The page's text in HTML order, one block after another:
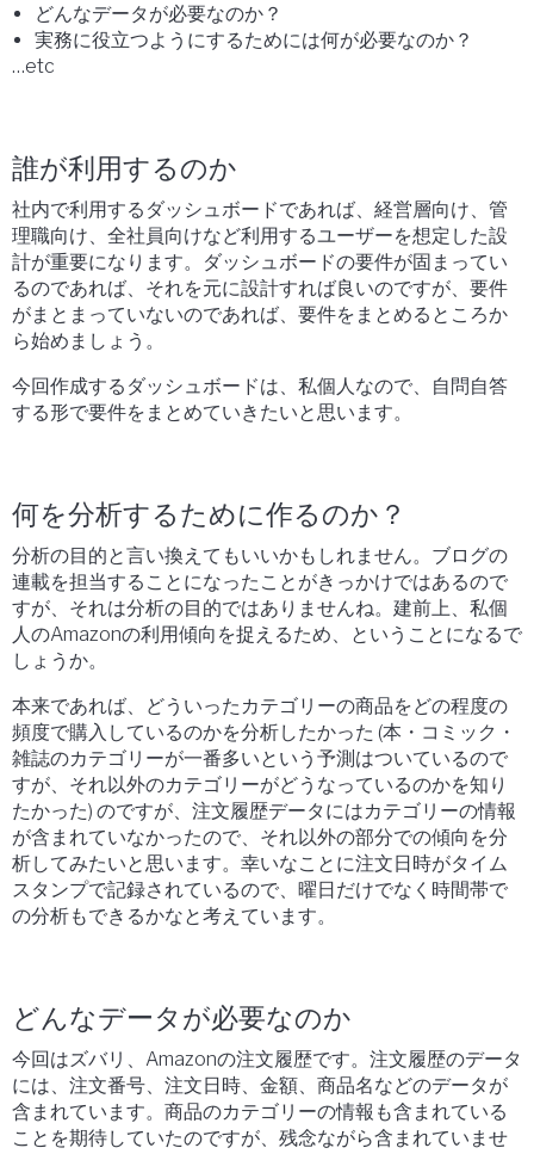
どんなデータが必要なのか？
実務に役立つようにするためには何が必要なのか？
…etc
誰が利用するのか
社内で利用するダッシュボードであれば、経営層向け、管
理職向け、全社員向けなど利用するユーザーを想定した設
計が重要になります。ダッシュボードの要件が固まってい
るのであれば、それを元に設計すれば良いのですが、要件
がまとまっていないのであれば、要件をまとめるところか
ら始めましょう。
今回作成するダッシュボードは、私個人なので、自問自答
する形で要件をまとめていきたいと思います。
何を分析するために作るのか？
分析の目的と言い換えてもいいかもしれません。ブログの
連載を担当することになったことがきっかけではあるので
すが、それは分析の目的ではありませんね。建前上、私個
人のAmazonの利用傾向を捉えるため、ということになるで
しょうか。
本来であれば、どういったカテゴリーの商品をどの程度の
頻度で購入しているのかを分析したかった (本・コミック・
雑誌のカテゴリーが一番多いという予測はついているので
すが、それ以外のカテゴリーがどうなっているのかを知り
たかった) のですが、注文履歴データにはカテゴリーの情報
が含まれていなかったので、それ以外の部分での傾向を分
析してみたいと思います。幸いなことに注文日時がタイム
スタンプで記録されているので、曜日だけでなく時間帯で
の分析もできるかなと考えています。
どんなデータが必要なのか
今回はズバリ、Amazonの注文履歴です。注文履歴のデータ
には、注文番号、注文日時、金額、商品名などのデータが
含まれています。商品のカテゴリーの情報も含まれている
ことを期待していたのですが、残念ながら含まれていませ